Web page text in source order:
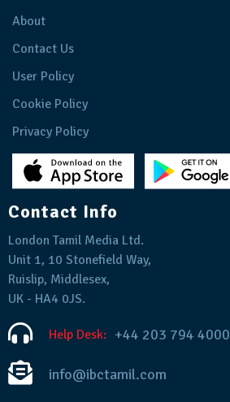
About
Contact Us
User Policy
Cookie Policy
Privacy Policy
Contact Info
London Tamil Media Ltd.
Unit 1, 10 Stonefield Way,
Ruislip, Middlesex,
UK - HA4 0JS.
Help Desk: +44 203 794 4000
info@ibctamil.com